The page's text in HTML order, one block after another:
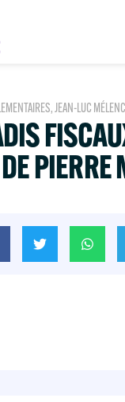
,JEAN-LUC
PIERRE